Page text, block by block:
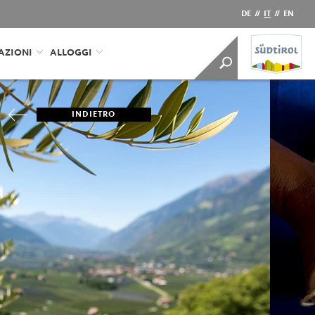
DE // IT // EN
ALLOGGI
INDIETRO